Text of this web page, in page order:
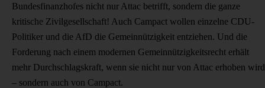
Bundesfinanzhofes nicht nur Attac betrifft, sondern die ganze
kritische Zivilgesellschaft! Auch Campact wollen einzelne CDU-
Politiker und die AfD die Gemeinnützigkeit entziehen. Und die
Forderung nach einem modernen Gemeinnützigkeitsrecht erhält
mehr Durchschlagskraft, wenn sie nicht nur von Attac erhoben wird
– sondern auch von Campact.